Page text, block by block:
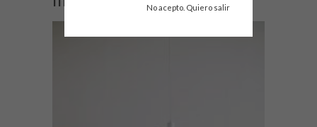
No acepto. Quiero salir